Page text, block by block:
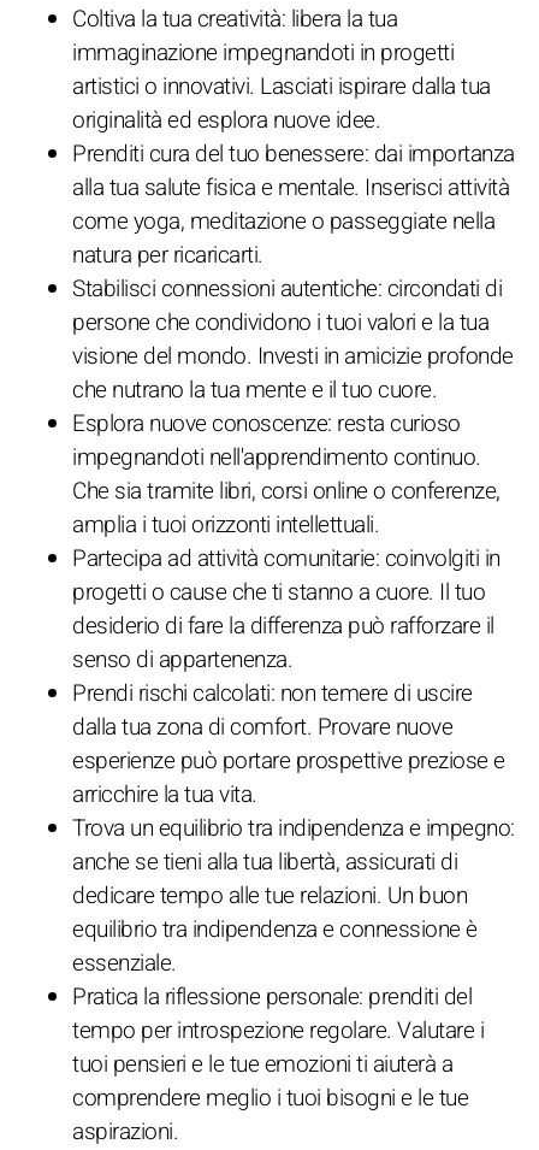
Coltiva la tua creatività: libera la tua
immaginazione impegnandoti in progetti
artistici o innovativi. Lasciati ispirare dalla tua
originalità ed esplora nuove idee.
Prenditi cura del tuo benessere: dai importanza
alla tua salute fisica e mentale. Inserisci attività
come yoga, meditazione o passeggiate nella
natura per ricaricarti.
Stabilisci connessioni autentiche: circondati di
persone che condividono i tuoi valori e la tua
visione del mondo. Investi in amicizie profonde
che nutrano la tua mente e il tuo cuore.
Esplora nuove conoscenze: resta curioso
impegnandoti nell'apprendimento continuo.
Che sia tramite libri, corsi online o conferenze,
amplia i tuoi orizzonti intellettuali.
Partecipa ad attività comunitarie: coinvolgiti in
progetti o cause che ti stanno a cuore. Il tuo
desiderio di fare la differenza può rafforzare il
senso di appartenenza.
Prendi rischi calcolati: non temere di uscire
dalla tua zona di comfort. Provare nuove
esperienze può portare prospettive preziose e
arricchire la tua vita.
Trova un equilibrio tra indipendenza e impegno:
anche se tieni alla tua libertà, assicurati di
dedicare tempo alle tue relazioni. Un buon
equilibrio tra indipendenza e connessione è
essenziale.
Pratica la riflessione personale: prenditi del
tempo per introspezione regolare. Valutare i
tuoi pensieri e le tue emozioni ti aiuterà a
comprendere meglio i tuoi bisogni e le tue
aspirazioni.